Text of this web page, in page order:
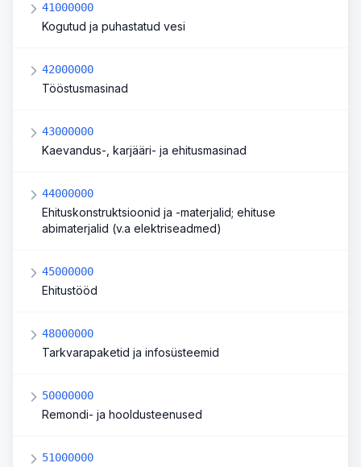
41000000
Kogutud ja puhastatud vesi
42000000
Tööstusmasinad
43000000
Kaevandus-, karjääri- ja ehitusmasinad
44000000
Ehituskonstruktsioonid ja -materjalid; ehituse
abimaterjalid (v.a elektriseadmed)
45000000
Ehitustööd
48000000
Tarkvarapaketid ja infosüsteemid
50000000
Remondi- ja hooldusteenused
51000000